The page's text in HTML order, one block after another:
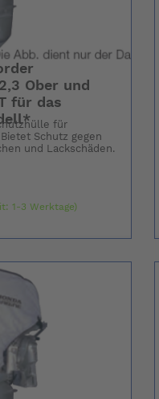
Ober und
für das
für
Schutz gegen
und Lackschäden.
1-3 Werktage)